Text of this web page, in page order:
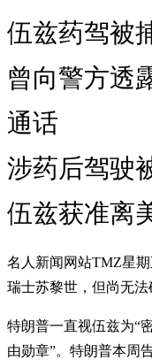
伍兹药驾被
曾向警方透
通话
涉药后驾驶
伍兹获准离
名人新闻网站TMZ星
瑞士苏黎世，但尚无法
特朗普一直视伍兹为“
由勋章”。特朗普本周